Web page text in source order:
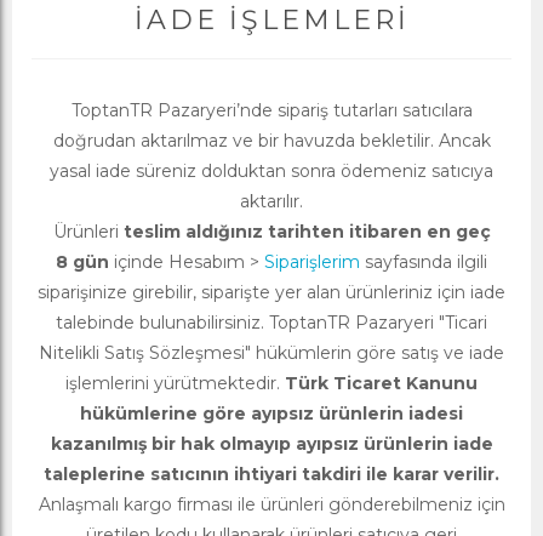
İADE İŞLEMLERI
ToptanTR Pazaryeri’nde sipariş tutarları satıcılara
doğrudan aktarılmaz ve bir havuzda bekletilir. Ancak
yasal iade süreniz dolduktan sonra ödemeniz satıcıya
aktarılır.
Ürünleri teslim aldığınız tarihten itibaren en geç
8 gün içinde Hesabım > Siparişlerim sayfasında ilgili
siparişinize girebilir, siparişte yer alan ürünleriniz için iade
talebinde bulunabilirsiniz. ToptanTR Pazaryeri "Ticari
Nitelikli Satış Sözleşmesi" hükümlerin göre satış ve iade
işlemlerini yürütmektedir. Türk Ticaret Kanunu
hükümlerine göre ayıpsız ürünlerin iadesi
kazanılmış bir hak olmayıp ayıpsız ürünlerin iade
taleplerine satıcının ihtiyari takdiri ile karar verilir.
Anlaşmalı kargo firması ile ürünleri gönderebilmeniz için